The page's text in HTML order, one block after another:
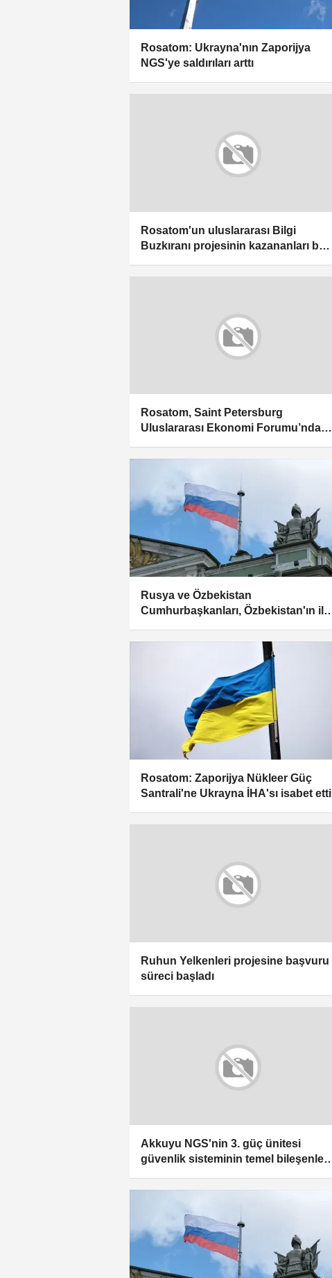
Rosatom: Ukrayna'nın Zaporijya
NGS'ye saldırıları arttı
Rosatom'un uluslararası Bilgi
Buzkıranı projesinin kazananları belli
Rosatom, Saint Petersburg
Uluslararası Ekonomi Forumu’nda
Rusya ve Özbekistan
Cumhurbaşkanları, Özbekistan'ın ilk
başlattı
Rosatom: Zaporijya Nükleer Güç
Santrali'ne Ukrayna İHA'sı isabet etti
Ruhun Yelkenleri projesine başvuru
süreci başladı
Akkuyu NGS'nin 3. güç ünitesi
güvenlik sisteminin temel bileşenleri